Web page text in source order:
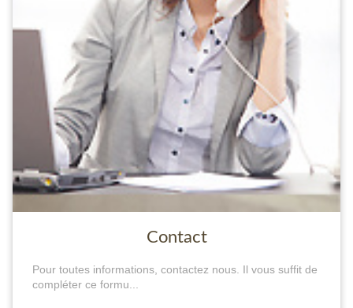
Contact
Pour toutes informations, contactez nous. Il vous suffit de
compléter ce formu...